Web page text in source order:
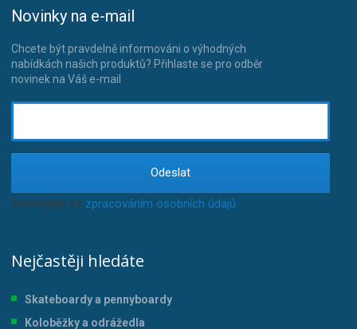
Novinky na e-mail
Chcete být pravdelně informováni o výhodných
nabídkách našich produktů? Přihlaste se pro odběr
novinek na Váš e-mail
Odeslat
Souhlasím se zpracováním osobních údajů.
Nejčastěji hledáte
Skateboardy a pennyboardy
Koloběžky a odrážedla